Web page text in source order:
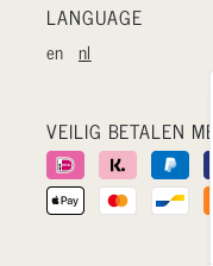
LANGUAGE
en nl
VEILIG BETALEN MET